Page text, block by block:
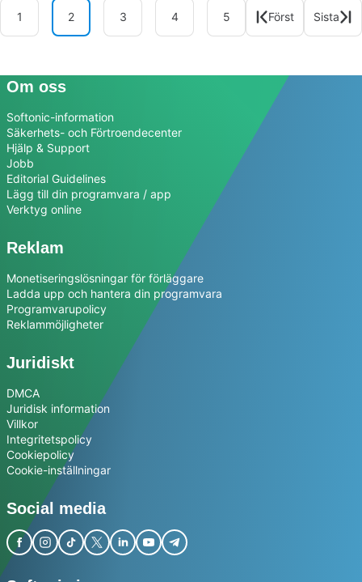
Corporation
1 2 3 4 5 Först Sista
Om oss
Softonic-information
Säkerhets- och Förtroendecenter
Hjälp & Support
Jobb
Editorial Guidelines
Lägg till din programvara / app
Verktyg online
Reklam
Monetiseringslösningar för förläggare
Ladda upp och hantera din programvara
Programvarupolicy
Reklammöjligheter
Juridiskt
DMCA
Juridisk information
Villkor
Integritetspolicy
Cookiepolicy
Cookie-inställningar
Social media